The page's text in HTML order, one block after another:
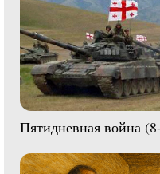
Пятидневная война